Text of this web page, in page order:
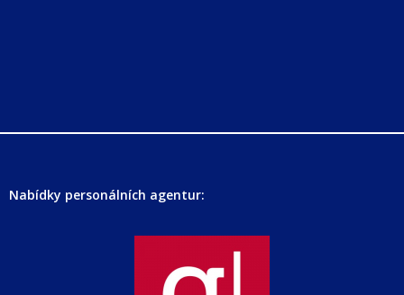
Nabídky personálních agentur: